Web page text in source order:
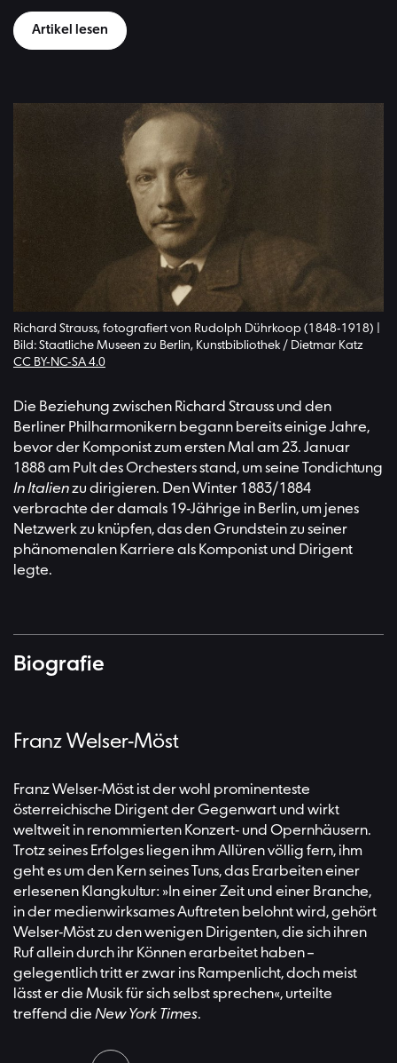
Artikel lesen
Richard Strauss, fotografiert von Rudolph Dührkoop (1848-1918) |
Bild: Staatliche Museen zu Berlin, Kunstbibliothek / Dietmar Katz
CC BY-NC-SA 4.0
Die Beziehung zwischen Richard Strauss und den
Berliner Philharmonikern begann bereits einige Jahre,
bevor der Komponist zum ersten Mal am 23. Januar
1888 am Pult des Orchesters stand, um seine Tondichtung
In Italienzu dirigieren. Den Winter 1883/1884
verbrachte der damals 19-Jährige in Berlin, um jenes
Netzwerk zu knüpfen, das den Grundstein zu seiner
phänomenalen Karriere als Komponist und Dirigent
legte.
Biografie
Franz Welser-Möst
Franz Welser-Möst ist der wohl prominenteste
österreichische Dirigent der Gegenwart und wirkt
weltweit in renommierten Konzert- und Opernhäusern.
Trotz seines Erfolges liegen ihm Allüren völlig fern, ihm
geht es um den Kern seines Tuns, das Erarbeiten einer
erlesenen Klangkultur: »In einer Zeit und einer Branche,
in der medienwirksames Auftreten belohnt wird, gehört
Welser-Möst zu den wenigen Dirigenten, die sich ihren
Ruf allein durch ihr Können erarbeitet haben –
gelegentlich tritt er zwar ins Rampenlicht, doch meist
lässt er die Musik für sich selbst sprechen«, urteilte
treffend die New York Times.